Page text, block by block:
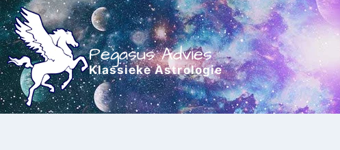
Doorgaan
naar
inhoud
Pegasus Advies
Klassieke Astrologie